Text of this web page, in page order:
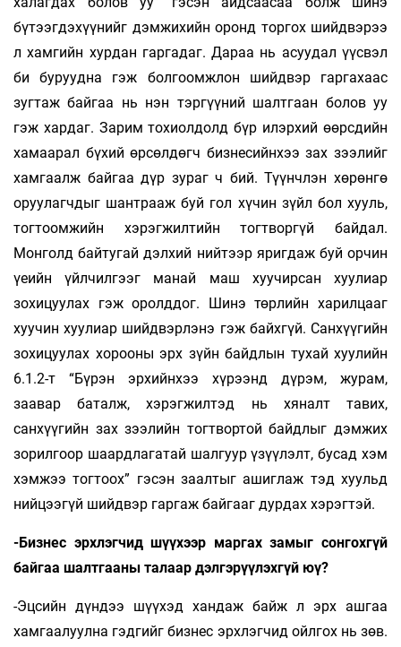
бүтээгдэхүүнийг дэмжихийн оронд торгох шийдвэрээ
л хамгийн хурдан гаргадаг. Дараа нь асуудал үүсвэл
би буруудна гэж болгоомжлон шийдвэр гаргахаас
зугтаж байгаа нь нэн тэргүүний шалтгаан болов уу
гэж хардаг. Зарим тохиолдолд бүр илэрхий өөрсдийн
хамаарал бүхий өрсөлдөгч бизнесийнхээ зах зээлийг
хамгаалж байгаа дүр зураг ч бий. Түүнчлэн хөрөнгө
оруулагчдыг шантрааж буй гол хүчин зүйл бол хууль,
тогтоомжийн хэрэгжилтийн тогтворгүй байдал.
Монголд байтугай дэлхий нийтээр яригдаж буй орчин
үеийн үйлчилгээг манай маш хуучирсан хуулиар
зохицуулах гэж оролддог. Шинэ төрлийн харилцааг
хуучин хуулиар шийдвэрлэнэ гэж байхгүй. Санхүүгийн
зохицуулах хорооны эрх зүйн байдлын тухай хуулийн
6.1.2-т “Бүрэн эрхийнхээ хүрээнд дүрэм, журам,
заавар баталж, хэрэгжилтэд нь хяналт тавих,
санхүүгийн зах зээлийн тогтвортой байдлыг дэмжих
зорилгоор шаардлагатай шалгуур үзүүлэлт, бусад хэм
хэмжээ тогтоох” гэсэ­н заалтыг ашиглаж тэд хуульд
нийцээгүй шийдвэр гаргаж байгааг дурдах хэрэгтэй.
-Бизнес эрхлэгчид шүүхээр маргах замыг сонгохгүй
байгаа шалтгааны талаар дэлгэрүүлэхгүй юү?
-Эцсийн дүндээ шүүхэд хандаж байж л эрх ашгаа
хамгаалуулна гэдгийг бизнес эрхлэгчид ойлгох нь зөв.